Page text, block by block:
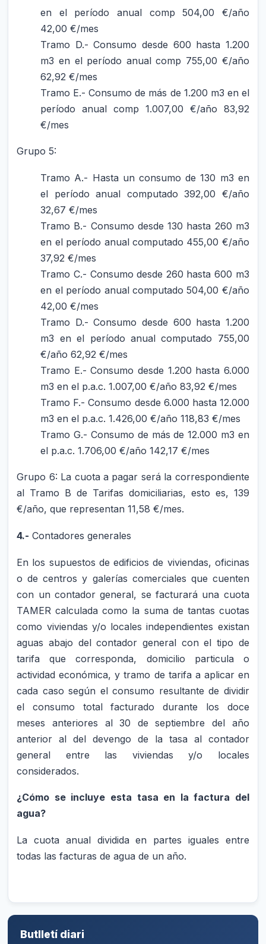
en el período anual comp 504,00 €/año
42,00 €/mes
Tramo D.- Consumo desde 600 hasta 1.200
m3 en el período anual comp 755,00 €/año
62,92 €/mes
Tramo E.- Consumo de más de 1.200 m3 en el
período anual comp 1.007,00 €/año 83,92
€/mes
Grupo 5:
Tramo A.- Hasta un consumo de 130 m3 en
el período anual computado 392,00 €/año
32,67 €/mes
Tramo B.- Consumo desde 130 hasta 260 m3
en el período anual computado 455,00 €/año
37,92 €/mes
Tramo C.- Consumo desde 260 hasta 600 m3
en el período anual computado 504,00 €/año
42,00 €/mes
Tramo D.- Consumo desde 600 hasta 1.200
m3 en el período anual computado 755,00
€/año 62,92 €/mes
Tramo E.- Consumo desde 1.200 hasta 6.000
m3 en el p.a.c. 1.007,00 €/año 83,92 €/mes
Tramo F.- Consumo desde 6.000 hasta 12.000
m3 en el p.a.c. 1.426,00 €/año 118,83 €/mes
Tramo G.- Consumo de más de 12.000 m3 en
el p.a.c. 1.706,00 €/año 142,17 €/mes
Grupo 6: La cuota a pagar será la correspondiente
al Tramo B de Tarifas domiciliarias, esto es, 139
€/año, que representan 11,58 €/mes.
4.- Contadores generales
En los supuestos de edificios de viviendas, oficinas
o de centros y galerías comerciales que cuenten
con un contador general, se facturará una cuota
TAMER calculada como la suma de tantas cuotas
como viviendas y/o locales independientes existan
aguas abajo del contador general con el tipo de
tarifa que corresponda, domicilio particula o
actividad económica, y tramo de tarifa a aplicar en
cada caso según el consumo resultante de dividir
el consumo total facturado durante los doce
meses anteriores al 30 de septiembre del año
anterior al del devengo de la tasa al contador
general entre las viviendas y/o locales
considerados.
¿Cómo se incluye esta tasa en la factura del
agua?
La cuota anual dividida en partes iguales entre
todas las facturas de agua de un año.
Butlletí diari